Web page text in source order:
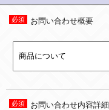
お問い合わせ概要
お問い合わせ内容詳細